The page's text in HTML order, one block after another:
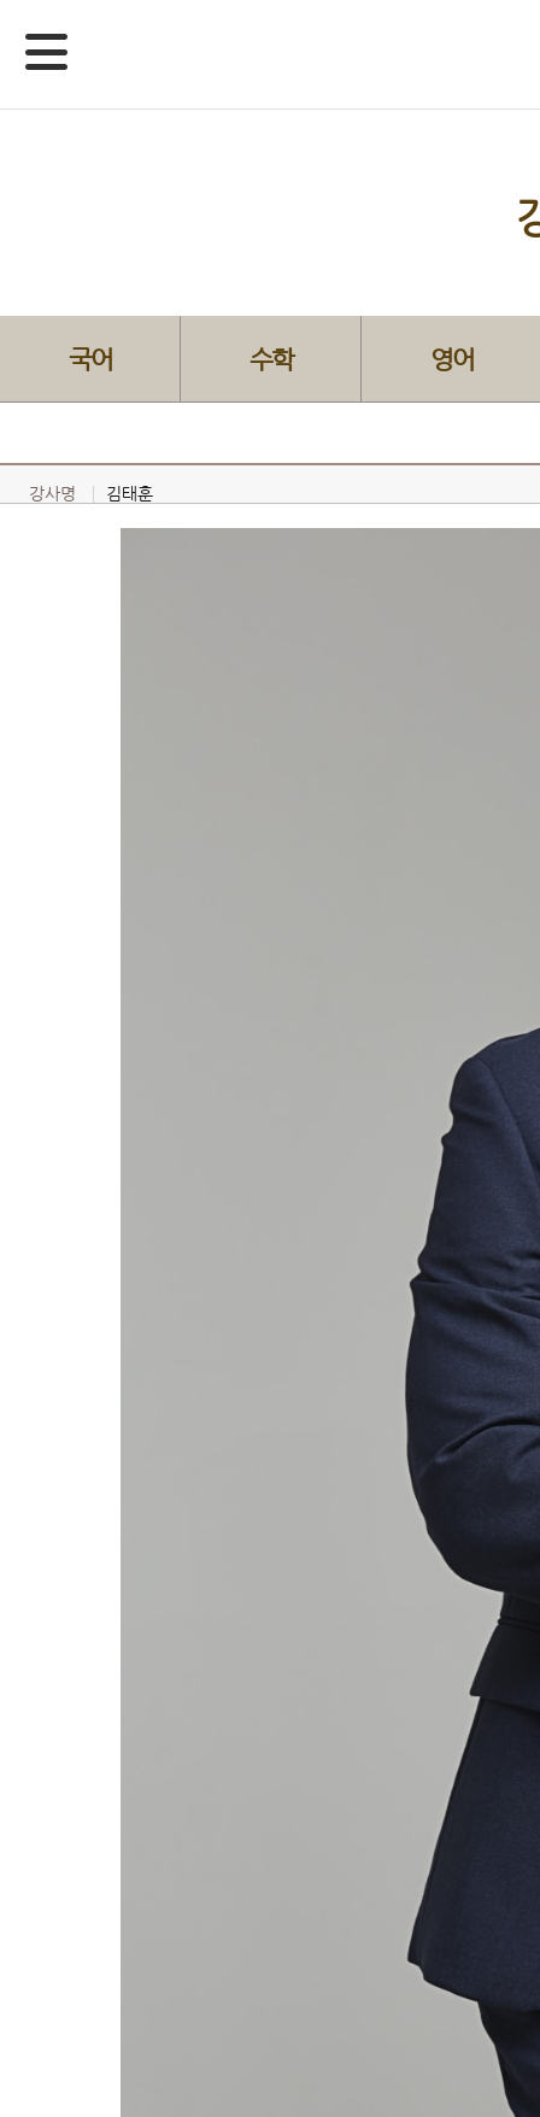
국어 수학 영어
강사명 김태훈